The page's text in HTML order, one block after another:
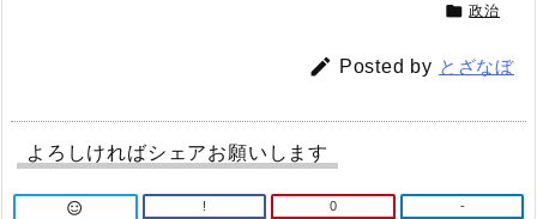
 政治
 Posted by とざなぼ
よろしければシェアお願いします
 ! 0 -